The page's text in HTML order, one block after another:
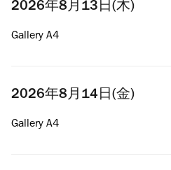
2026年8月13日(木)
Gallery A4
2026年8月14日(金)
Gallery A4